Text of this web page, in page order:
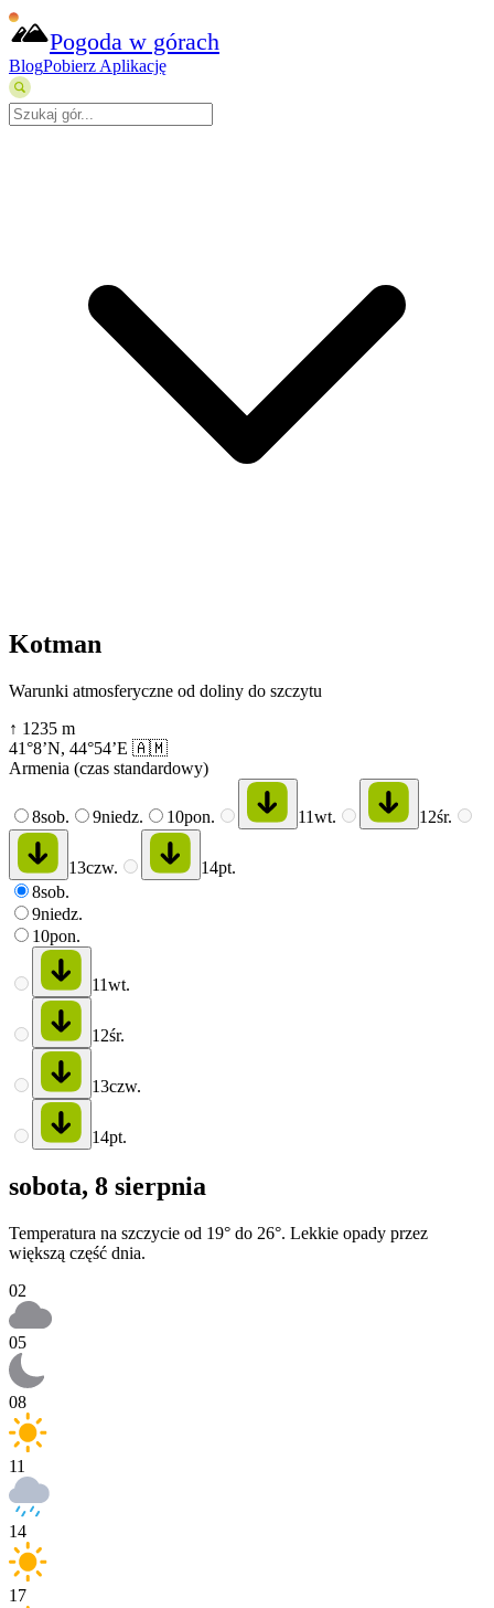
Pogoda w górach
BlogPobierz Aplikację
Kotman
Warunki atmosferyczne od doliny do szczytu
↑ 1235 m
41°8’N, 44°54’E 🇦🇲
Armenia (czas standardowy)
8sob. 9niedz. 10pon. 11wt. 12śr.
13czw. 14pt.
8sob.
9niedz.
10pon.
11wt.
12śr.
13czw.
14pt.
sobota, 8 sierpnia
Temperatura na szczycie od 19° do 26°. Lekkie opady przez
większą część dnia.
02
05
08
11
14
17